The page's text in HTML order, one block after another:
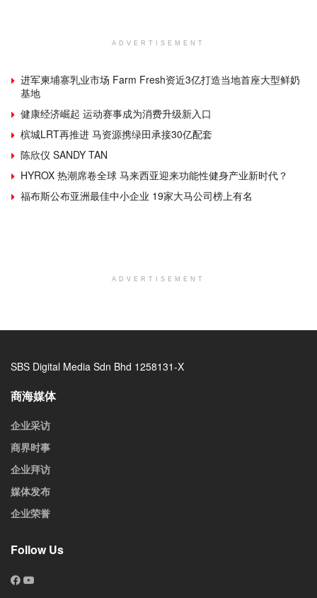
ADVERTISEMENT
进军柬埔寨乳业市场 Farm Fresh资近3亿打造当地首座大型鲜奶
基地
健康经济崛起 运动赛事成为消费升级新入口
槟城LRT再推进 马资源携绿田承接30亿配套
陈欣仪 SANDY TAN
HYROX 热潮席卷全球 马来西亚迎来功能性健身产业新时代？
福布斯公布亚洲最佳中小企业 19家大马公司榜上有名
ADVERTISEMENT
SBS Digital Media Sdn Bhd 1258131-X
商海媒体
企业采访
商界时事
企业拜访
媒体发布
企业荣誉
Follow Us